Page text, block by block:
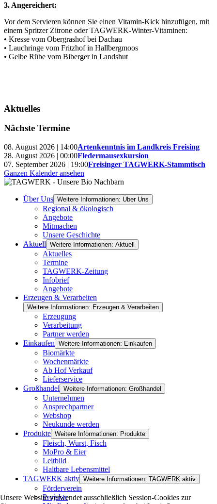
3. Angereichert:
Vor dem Servieren können Sie einen Vitamin-Kick hinzufügen, mit
einem Spritzer Zitrone oder TAGWERK-Winter-Vitaminen:
• Kresse vom Obergrashof bei Dachau
• Lauchringe vom Fritzhof in Hallbergmoos
• Gelbe Rübe vom Biberger in Landshut
Aktuelles
Nächste Termine
08. August 2026 | 14:00Artenkenntnis im Landkreis Freising
28. August 2026 | 00:00Fledermausexkursion
07. September 2026 | 19:00Freisinger TAGWERK-Stammtisch
Ganzen Kalender ansehen
Über Uns Weitere Informationen: Über Uns
Regional & ökologisch
Angebote
Mitmachen
Unsere Geschichte
Aktuell Weitere Informationen: Aktuell
Aktuelles
Termine
TAGWERK-Zeitung
Infobrief
Angebote
Erzeugen & Verarbeiten
Weitere Informationen: Erzeugen & Verarbeiten
Erzeugung
Verarbeitung
Partner werden
Einkaufen Weitere Informationen: Einkaufen
Biomärkte
Wochenmärkte
Ab Hof Verkauf
Lieferservice
Großhandel Weitere Informationen: Großhandel
Unternehmen
Ansprechpartner
Webshop
Neukunde werden
Produkte Weitere Informationen: Produkte
Fleisch, Wurst, Fisch
MoPro & Eier
Leitbild
Haltbare Lebensmittel
TAGWERK aktiv Weitere Informationen: TAGWERK aktiv
Förderverein
Projekte
Unsere Website verwendet ausschließlich Session-Cookies zur